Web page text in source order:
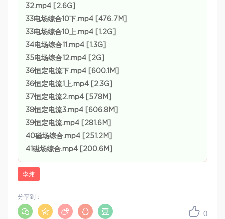
32.mp4 [2.6G]
33电场综合10下.mp4 [476.7M]
33电场综合10上.mp4 [1.2G]
34电场综合11.mp4 [1.3G]
35电场综合12.mp4 [2G]
36恒定电流下.mp4 [600.1M]
36恒定电流1上.mp4 [2.3G]
37恒定电流2.mp4 [578M]
38恒定电流3.mp4 [606.8M]
39恒定电流.mp4 [281.6M]
40磁场综合.mp4 [251.2M]
41磁场综合.mp4 [200.6M]
李炜
0
分享到：